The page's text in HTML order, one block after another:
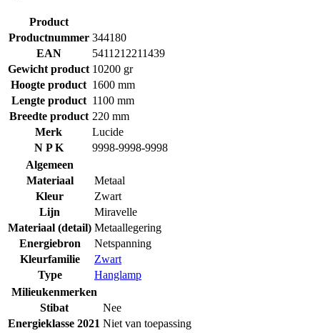
Product
Productnummer 344180
EAN
5411212211439
Gewicht product 10200 gr
Hoogte product 1600 mm
Lengte product 1100 mm
Breedte product 220 mm
Merk
Lucide
N P K
9998-9998-9998
Algemeen
Materiaal
Metaal
Kleur
Zwart
Lijn
Miravelle
Materiaal (detail) Metaallegering
Energiebron
Netspanning
Kleurfamilie
Zwart
Type
Hanglamp
Milieukenmerken
Stibat
Nee
Energieklasse 2021 Niet van toepassing